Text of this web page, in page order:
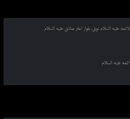
علیه السلام نوق، بلوار امام صادق علیه السلام
علیه السلام